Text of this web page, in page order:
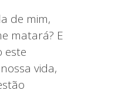
de mim,
matará? E
este
vida,